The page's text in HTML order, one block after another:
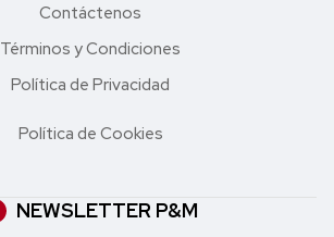
Contáctenos
Términos y Condiciones
Política de Privacidad
Política de Cookies
NEWSLETTER P&M